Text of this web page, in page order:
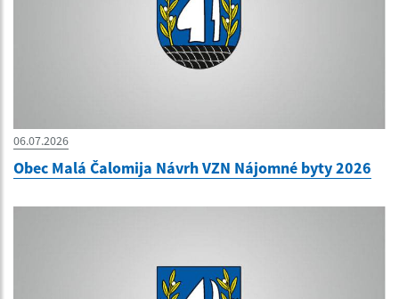
06.07.2026
Obec Malá Čalomija Návrh VZN Nájomné byty 2026